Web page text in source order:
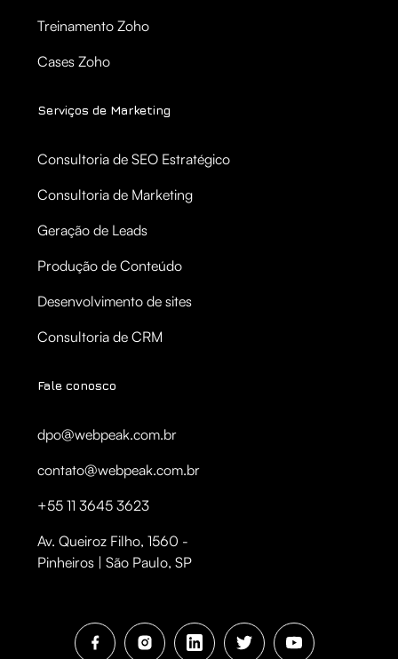
Treinamento Zoho
Cases Zoho
Serviços de Marketing
Consultoria de SEO Estratégico
Consultoria de Marketing
Geração de Leads
Produção de Conteúdo
Desenvolvimento de sites
Consultoria de CRM
Fale conosco
dpo@webpeak.com.br
contato@webpeak.com.br
+55 11 3645 3623
Av. Queiroz Filho, 1560 -
Pinheiros | São Paulo, SP